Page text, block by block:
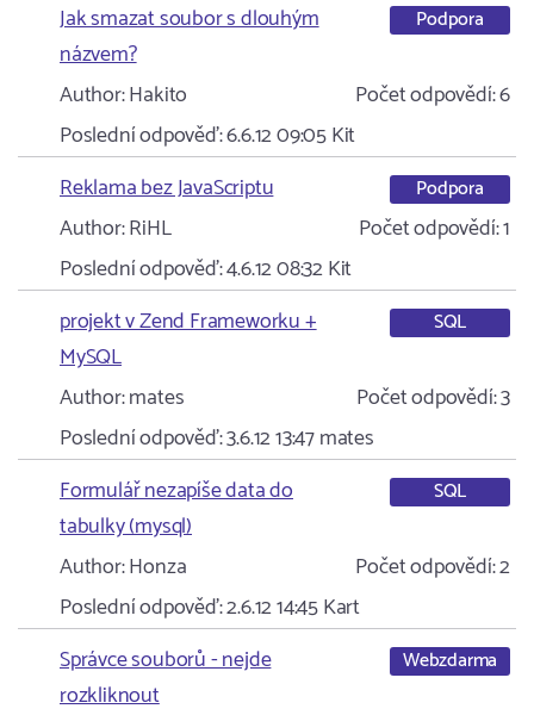
Jak smazat soubor s dlouhým
názvem?
Podpora
Author:Hakito Počet odpovědí:6
Poslední odpověď:6.6.12 09:05Kit
Reklama bez JavaScriptu
Podpora
Author:RiHL Počet odpovědí:1
Poslední odpověď:4.6.12 08:32Kit
projekt v Zend Frameworku +
MySQL
SQL
Author:mates Počet odpovědí:3
Poslední odpověď:3.6.12 13:47mates
Formulář nezapíše data do
tabulky (mysql)
SQL
Author:Honza Počet odpovědí:2
Poslední odpověď:2.6.12 14:45Kart
Správce souborů - nejde
rozkliknout
Webzdarma